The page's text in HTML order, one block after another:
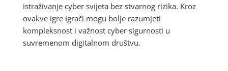
istraživanje cyber svijeta bez stvarnog rizika. Kroz
ovakve igre igrači mogu bolje razumjeti
kompleksnost i važnost cyber sigurnosti u
suvremenom digitalnom društvu.